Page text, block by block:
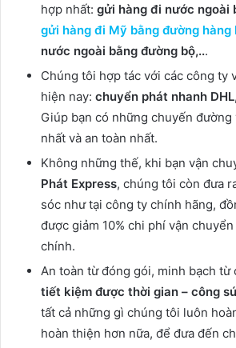
hợp nhất: gửi hàng đi nước ngoài
gửi hàng đi Mỹ bằng đường hàng
nước ngoài bằng đường bộ,...
Chúng tôi hợp tác với các công ty
hiện nay: chuyển phát nhanh
Giúp bạn có những chuyến đường
nhất và an toàn nhất.
Không những thế, khi bạn vận
Phát Express, chúng tôi còn đưa
sóc như tại công ty chính hãng,
được giảm 10% chi phí vận
chính.
An toàn từ đóng gói, minh bạch từ
tiết kiệm được thời gian – công
tất cả những gì chúng tôi luôn
hoàn thiện hơn nữa, để đưa đến